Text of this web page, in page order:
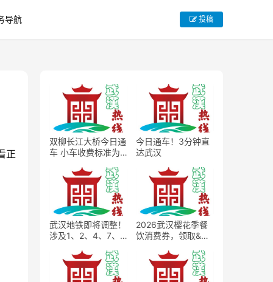
导航 投稿
正
双柳长江大桥今日通
车 小车收费标准为
今日通车！3分钟直
达武汉
武汉地铁即将调整！
涉及1、2、4、7、8
2026武汉樱花季餐
饮消费券，领取&使